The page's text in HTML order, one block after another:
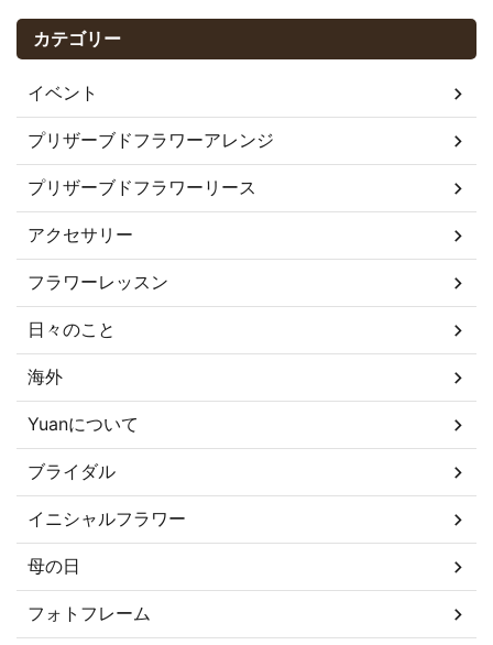
カテゴリー
イベント
プリザーブドフラワーアレンジ
プリザーブドフラワーリース
アクセサリー
フラワーレッスン
日々のこと
海外
Yuanについて
ブライダル
イニシャルフラワー
母の日
フォトフレーム